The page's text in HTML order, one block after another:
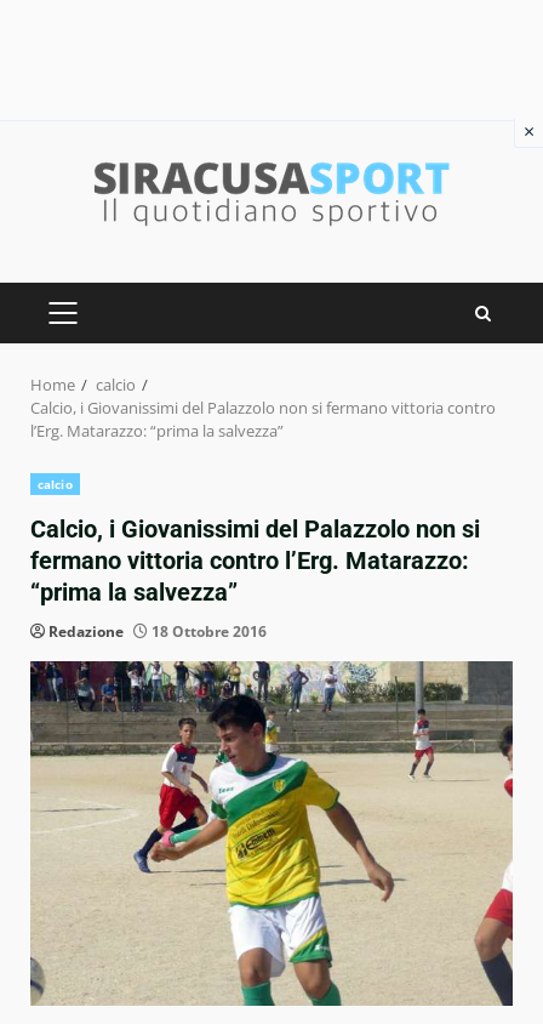
PRIMARY
Home
calcio
Calcio, i Giovanissimi del Palazzolo non si fermano vittoria contro
l’Erg. Matarazzo: “prima la salvezza”
calcio
Calcio, i Giovanissimi del Palazzolo non si
fermano vittoria contro l’Erg. Matarazzo:
“prima la salvezza”
Redazione 18 Ottobre 2016
×